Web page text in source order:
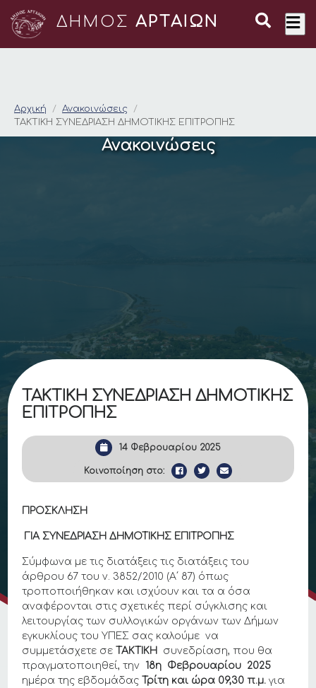
ΔΗΜΟΣ ΑΡΤΑΙΩΝ
ΤΑΚΤΙΚΗ
Αρχική
Ανακοινώσεις
ΤΑΚΤΙΚΗ ΣΥΝΕΔΡΙΑΣΗ ΔΗΜΟΤΙΚΗΣ ΕΠΙΤΡΟΠΗΣ
Ανακοινώσεις
ΤΑΚΤΙΚΗ ΣΥΝΕΔΡΙΑΣΗ ΔΗΜΟΤΙΚΗΣ
ΕΠΙΤΡΟΠΗΣ
14 Φεβρουαρίου 2025
Κοινοποίηση στο:
ΠΡΟΣΚΛΗΣΗ
ΓΙΑ ΣΥΝΕΔΡΙΑΣΗ ΔΗΜΟΤΙΚΗΣ ΕΠΙΤΡΟΠΗΣ
Σύμφωνα με τις διατάξεις τις διατάξεις του
άρθρου 67 του ν. 3852/2010 (Α΄ 87) όπως
τροποποιήθηκαν και ισχύουν και τα α όσα
αναφέρονται στις σχετικές περί σύγκλισης και
λειτουργίας των συλλογικών οργάνων των Δήμων
εγκυκλίους του ΥΠΕΣ σας καλούμε να
συμμετάσχετε σε ΤΑΚΤΙΚΗ συνεδρίαση, που θα
πραγματοποιηθεί, την 18η Φεβρουαρίου 2025
ημέρα της εβδομάδας Τρίτη και ώρα 09,30 π.μ.για